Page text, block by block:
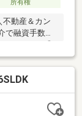
所有権
不動産＆カン
融資手数料
に最小限で済
内ツアー可
ます(^^)/弊
、詳しくはそ